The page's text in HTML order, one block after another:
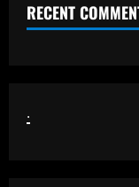
RECENT
.